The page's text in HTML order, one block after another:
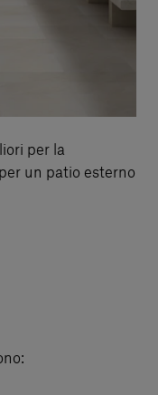
per la
un patio esterno